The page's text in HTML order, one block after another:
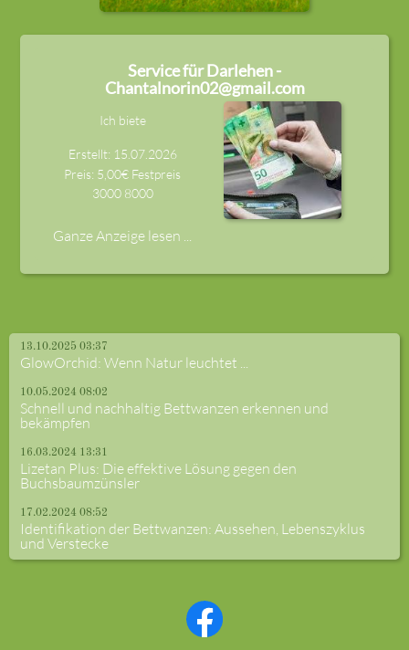
Service für Darlehen -
Chantalnorin02@gmail.com
Ich biete
Erstellt: 15.07.2026
Preis: 5,00€ Festpreis
3000 8000
Ganze Anzeige lesen ...
13.10.2025 03:37
GlowOrchid: Wenn Natur leuchtet ...
10.05.2024 08:02
Schnell und nachhaltig Bettwanzen erkennen und
bekämpfen
16.03.2024 13:31
Lizetan Plus: Die effektive Lösung gegen den
Buchsbaumzünsler
17.02.2024 08:52
Identifikation der Bettwanzen: Aussehen, Lebenszyklus
und Verstecke